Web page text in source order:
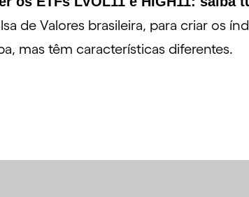
de Valores brasileira, para criar os
mas têm características diferentes.